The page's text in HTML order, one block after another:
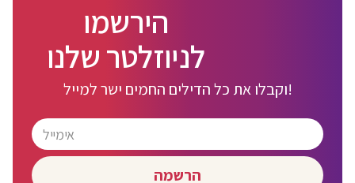
הירשמו
לניוזלטר שלנו
וקבלו את כל הדילים החמים ישר למייל!
הרשמה